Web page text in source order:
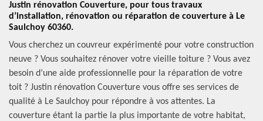
Justin rénovation Couverture, pour tous travaux
d’installation, rénovation ou réparation de couverture à Le
Saulchoy 60360.
Vous cherchez un couvreur expérimenté pour votre construction
neuve ? Vous souhaitez rénover votre vieille toiture ? Vous avez
besoin d’une aide professionnelle pour la réparation de votre
toit ? Justin rénovation Couverture vous offre ses services de
qualité à Le Saulchoy pour répondre à vos attentes. La
couverture étant la partie la plus importante de votre habitat,